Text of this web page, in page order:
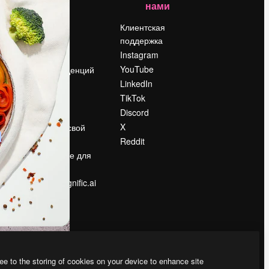
Цены
О нас
Reviews
Вакансии
Поиск тенденций
Блог
События
Slidesgo
Продайте свой
контент
Помещение для
прессы
Ищете magnific.ai
нами
Клиентская
поддержка
Instagram
YouTube
LinkedIn
TikTok
Discord
X
Reddit
to the storing of cookies on your device to enhance site